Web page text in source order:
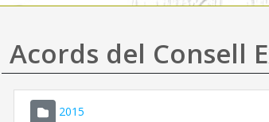
Acords del Consell
2015